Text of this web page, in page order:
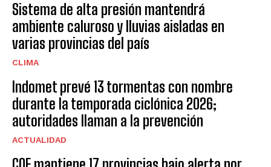
Sistema de alta presión mantendrá
ambiente caluroso y lluvias aisladas en
varias provincias del país
CLIMA
Indomet prevé 13 tormentas con nombre
durante la temporada ciclónica 2026;
autoridades llaman a la prevención
ACTUALIDAD